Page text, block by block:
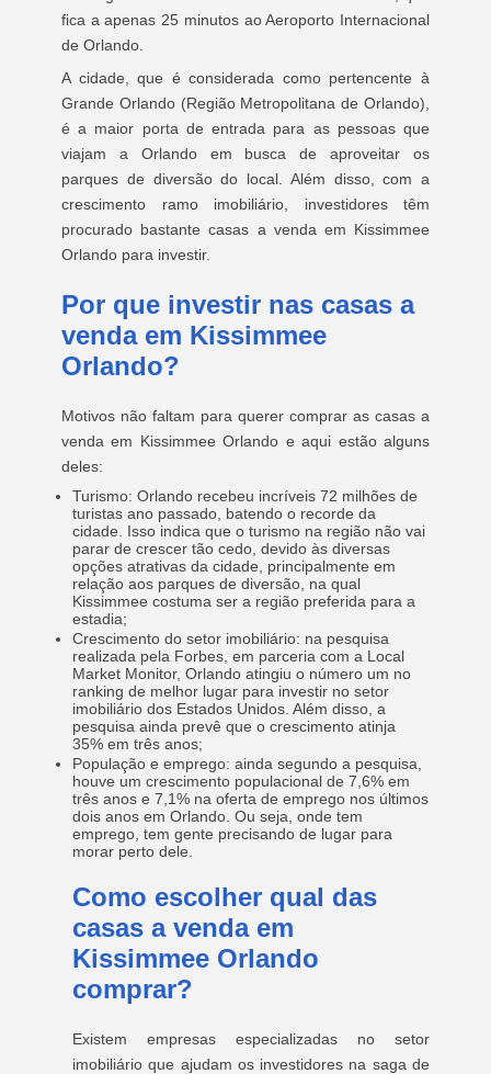
fica a apenas 25 minutos ao Aeroporto Internacional
de Orlando.
A cidade, que é considerada como pertencente à
Grande Orlando (Região Metropolitana de Orlando),
é a maior porta de entrada para as pessoas que
viajam a Orlando em busca de aproveitar os
parques de diversão do local. Além disso, com a
crescimento ramo imobiliário, investidores têm
procurado bastante casas a venda em Kissimmee
Orlando para investir.
Por que investir nas casas a
venda em Kissimmee
Orlando?
Motivos não faltam para querer comprar as casas a
venda em Kissimmee Orlando e aqui estão alguns
deles:
Turismo: Orlando recebeu incríveis 72 milhões de
turistas ano passado, batendo o recorde da
cidade. Isso indica que o turismo na região não vai
parar de crescer tão cedo, devido às diversas
opções atrativas da cidade, principalmente em
relação aos parques de diversão, na qual
Kissimmee costuma ser a região preferida para a
estadia;
Crescimento do setor imobiliário: na pesquisa
realizada pela Forbes, em parceria com a Local
Market Monitor, Orlando atingiu o número um no
ranking de melhor lugar para investir no setor
imobiliário dos Estados Unidos. Além disso, a
pesquisa ainda prevê que o crescimento atinja
35% em três anos;
População e emprego: ainda segundo a pesquisa,
houve um crescimento populacional de 7,6% em
três anos e 7,1% na oferta de emprego nos últimos
dois anos em Orlando. Ou seja, onde tem
emprego, tem gente precisando de lugar para
morar perto dele.
Como escolher qual das
casas a venda em
Kissimmee Orlando
comprar?
Existem empresas especializadas no setor
imobiliário que ajudam os investidores na saga de